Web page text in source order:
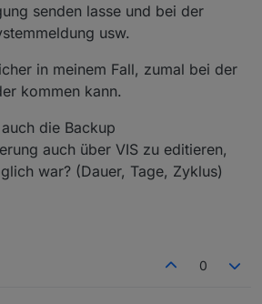
senden lasse und bei der
usw.
in meinem Fall, zumal bei der
kommen kann.
die Backup
auch über VIS zu editieren,
war? (Dauer, Tage, Zyklus)
0